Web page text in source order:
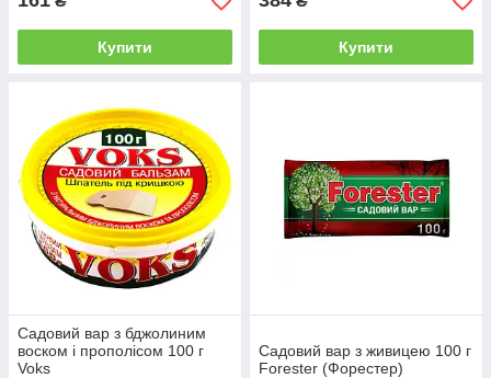
Купити Купити
Садовий вар з бджолиним
воском і прополісом 100 г
Voks
Садовий вар з живицею 100 г
Forester (Форестер)